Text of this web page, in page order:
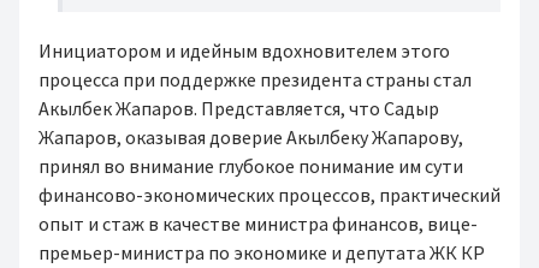
Инициатором и идейным вдохновителем этого
процесса при поддержке президента страны стал
Акылбек Жапаров. Представляется, что Садыр
Жапаров, оказывая доверие Акылбеку Жапарову,
принял во внимание глубокое понимание им сути
финансово-экономических процессов, практический
опыт и стаж в качестве министра финансов, вице-
премьер-министра по экономике и депутата ЖК КР